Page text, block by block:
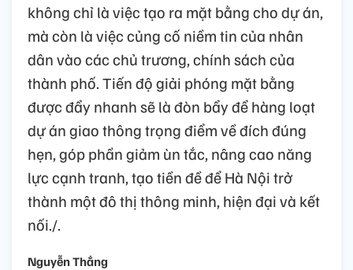
không chỉ là việc tạo ra mặt bằng cho dự án,
mà còn là việc củng cố niềm tin của nhân
dân vào các chủ trương, chính sách của
thành phố. Tiến độ giải phóng mặt bằng
được đẩy nhanh sẽ là đòn bẩy để hàng loạt
dự án giao thông trọng điểm về đích đúng
hẹn, góp phần giảm ùn tắc, nâng cao năng
lực cạnh tranh, tạo tiền đề để Hà Nội trở
thành một đô thị thông minh, hiện đại và kết
nối./.
Nguyễn Thắng